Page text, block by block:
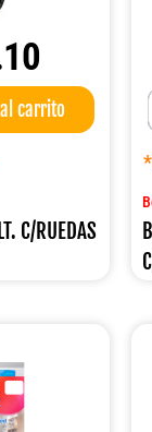
carrito
C/RUEDAS